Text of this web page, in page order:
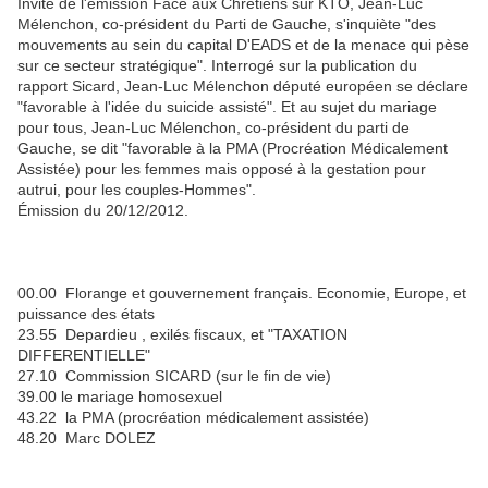
Mélenchon, co-président du Parti de Gauche, s'inquiète "des
mouvements au sein du capital D'EADS et de la menace qui pèse
sur ce secteur stratégique". Interrogé sur la publication du
rapport Sicard, Jean-Luc Mélenchon député européen se déclare
"favorable à l'idée du suicide assisté". Et au sujet du mariage
pour tous, Jean-Luc Mélenchon, co-président du parti de
Gauche, se dit "favorable à la PMA (Procréation Médicalement
Assistée) pour les femmes mais opposé à la gestation pour
autrui, pour les couples-Hommes".
Émission du 20/12/2012.
00.00 Florange et gouvernement français. Economie, Europe, et
puissance des états
23.55 Depardieu , exilés fiscaux, et "TAXATION
DIFFERENTIELLE"
27.10 Commission SICARD (sur le fin de vie)
39.00 le mariage homosexuel
43.22 la PMA (procréation médicalement assistée)
48.20 Marc DOLEZ